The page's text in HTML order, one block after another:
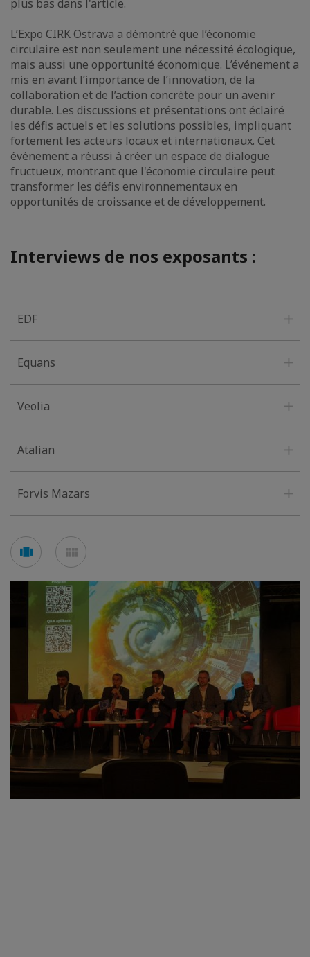
plus bas dans l'article.
L’Expo CIRK Ostrava a démontré que l’économie
circulaire est non seulement une nécessité écologique,
mais aussi une opportunité économique. L’événement a
mis en avant l’importance de l’innovation, de la
collaboration et de l’action concrète pour un avenir
durable. Les discussions et présentations ont éclairé
les défis actuels et les solutions possibles, impliquant
fortement les acteurs locaux et internationaux. Cet
événement a réussi à créer un espace de dialogue
fructueux, montrant que l'économie circulaire peut
transformer les défis environnementaux en
opportunités de croissance et de développement.
Interviews de nos exposants :
EDF
Equans
Veolia
Atalian
Forvis Mazars
Voir
en
carousel
en
mosaïque